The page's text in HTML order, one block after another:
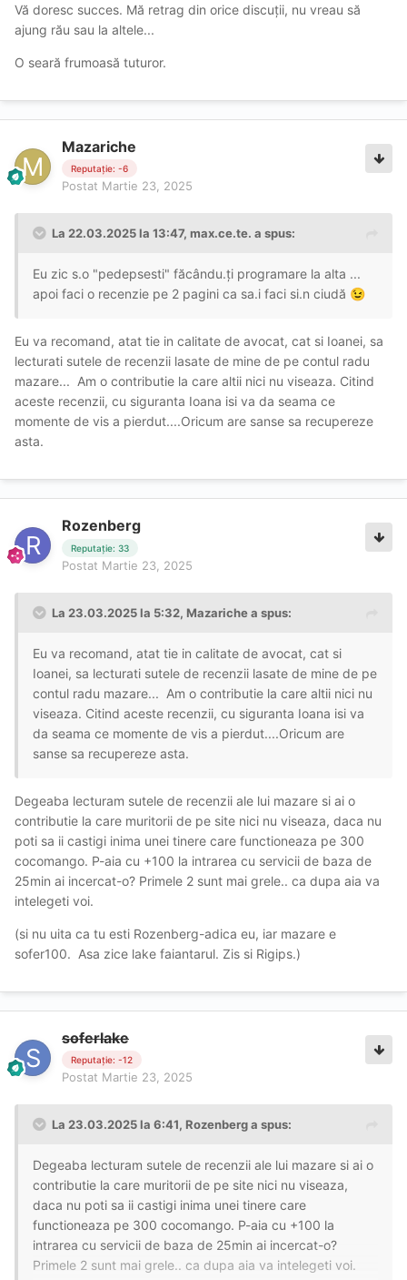
Vă doresc succes. Mă retrag din orice discuții, nu vreau să
ajung rău sau la altele...
O seară frumoasă tuturor.
Mazariche
Reputație: -6
Postat Martie 23, 2025
La 22.03.2025 la 13:47, max.ce.te. a spus:
Eu zic s.o "pedepsesti" făcându.ţi programare la alta ...
apoi faci o recenzie pe 2 pagini ca sa.i faci si.n ciudă 😉
Eu va recomand, atat tie in calitate de avocat, cat si Ioanei, sa
lecturati sutele de recenzii lasate de mine de pe contul radu
mazare... Am o contributie la care altii nici nu viseaza. Citind
aceste recenzii, cu siguranta Ioana isi va da seama ce
momente de vis a pierdut....Oricum are sanse sa recupereze
asta.
Rozenberg
Reputație: 33
Postat Martie 23, 2025
La 23.03.2025 la 5:32, Mazarichea spus:
Eu va recomand, atat tie in calitate de avocat, cat si
Ioanei, sa lecturati sutele de recenzii lasate de mine de pe
contul radu mazare... Am o contributie la care altii nici nu
viseaza. Citind aceste recenzii, cu siguranta Ioana isi va
da seama ce momente de vis a pierdut....Oricum are
sanse sa recupereze asta.
Degeaba lecturam sutele de recenzii ale lui mazare si ai o
contributie la care muritorii de pe site nici nu viseaza, daca nu
poti sa ii castigi inima unei tinere care functioneaza pe 300
cocomango. P-aia cu +100 la intrarea cu servicii de baza de
25min ai incercat-o? Primele 2 sunt mai grele.. ca dupa aia va
intelegeti voi.
(si nu uita ca tu esti Rozenberg-adica eu, iar mazare e
sofer100. Asa zice lake faiantarul. Zis si Rigips.)
soferlake
Reputație: -12
Postat Martie 23, 2025
La 23.03.2025 la 6:41, Rozenberga spus:
Degeaba lecturam sutele de recenzii ale lui mazare si ai o
contributie la care muritorii de pe site nici nu viseaza,
daca nu poti sa ii castigi inima unei tinere care
functioneaza pe 300 cocomango. P-aia cu +100 la
intrarea cu servicii de baza de 25min ai incercat-o?
Primele 2 sunt mai grele.. ca dupa aia va intelegeti voi.